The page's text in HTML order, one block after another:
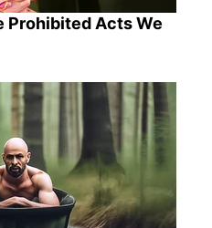
Prohibited Acts We